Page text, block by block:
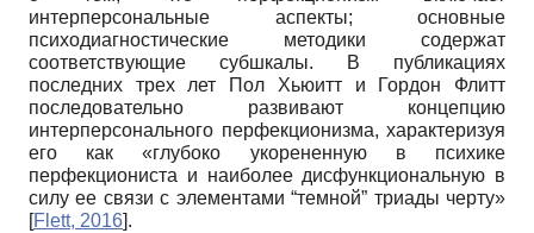
интерперсональные аспекты; основные
психодиагностические методики содержат
соответствующие субшкалы. В публикациях
последних трех лет Пол Хьюитт и Гордон Флитт
последовательно развивают концепцию
интерперсонального перфекционизма, характеризуя
его как «глубоко укорененную в психике
перфекциониста и наиболее дисфункциональ­ную в
силу ее связи с элементами “темной” триады черту»
[Flett, 2016].